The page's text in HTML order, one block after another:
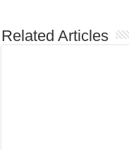
Related Articles